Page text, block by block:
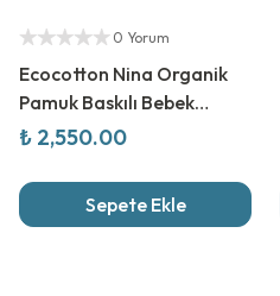
0 Yorum
Ecocotton Nina Organik
Pamuk Baskılı Bebek
Nevresim Seti
₺ 2,550.00
Sepete Ekle